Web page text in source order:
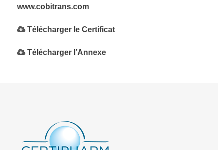
www.cobitrans.com
Télécharger le Certificat
Télécharger l’Annexe